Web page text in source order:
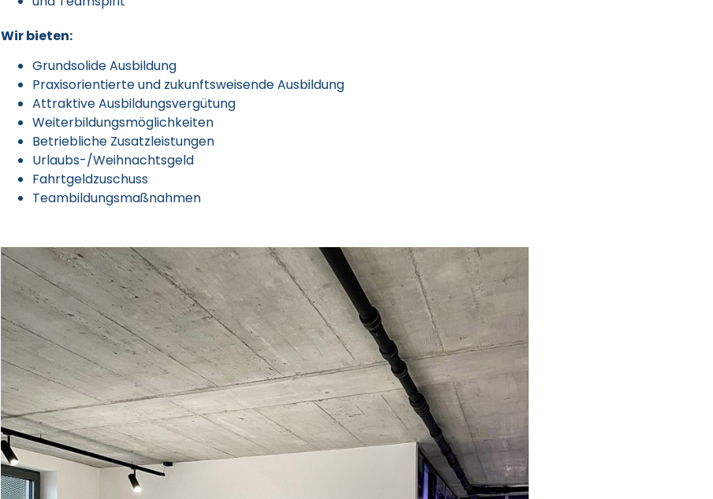
Wir bieten:
Grundsolide Ausbildung
Praxisorientierte und zukunftsweisende Ausbildung
Attraktive Ausbildungsvergütung
Weiterbildungsmöglichkeiten
Betriebliche Zusatzleistungen
Urlaubs-/Weihnachtsgeld
Fahrtgeldzuschuss
Teambildungsmaßnahmen